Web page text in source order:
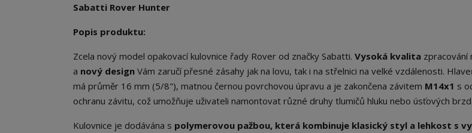
Sabatti Rover Hunter
Popis produktu:
Zcela nový model opakovací kulovnice řady Rover od značky Sabatti. Vysoká kvalita zpracování
a nový design Vám zaručí přesné zásahy jak na lovu, tak i na střelnici na velké vzdálenosti.
má průměr 16 mm (5/8"), matnou černou povrchovou úpravu a je zakončena závitem M14x1 s
ochranu závitu, což umožňuje uživateli namontovat různé druhy tlumičů hluku nebo úsťových brzd.
Kulovnice je dodávána s polymerovou pažbou, která kombinuje klasický styl a lehkost s